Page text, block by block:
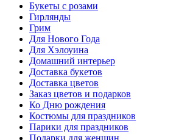
Букеты с розами
Гирлянды
Грим
Для Нового Года
Для Хэлоуина
Домашний интерьер
Доставка букетов
Доставка цветов
Заказ цветов и подарков
Ко Дню рождения
Костюмы для праздников
Парики для праздников